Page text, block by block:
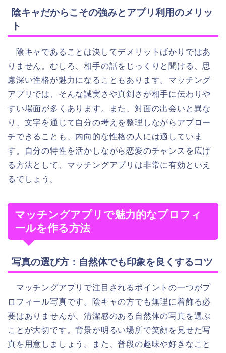
陰キャだからこその強みとアプリ利用のメリッ
ト
陰キャであることは決してデメリットばかりではあ
りません。むしろ、相手の話をじっくりと聞ける、思
慮深い性格が魅力になることもあります。マッチング
アプリでは、そんな誠実さや真剣さが相手に伝わりや
すい場面が多くあります。また、対面の出会いと異な
り、文字を通じて自分の考えを整理しながらアプロー
チできることも、内向的な性格の人には適していま
す。自分の特性を活かしながら恋愛のチャンスを広げ
る方法として、マッチングアプリは非常に有効といえ
るでしょう。
マッチングアプリで魅力的なプロフィ
ールを作る方法
写真の選び方：自然体でも印象を良くするコツ
マッチングアプリで注目されるポイントの一つがプ
ロフィール写真です。陰キャの方でも無理に着飾る必
要はありませんが、清潔感のある自然体の写真を選ぶ
ことが大切です。背景が明るい場所で笑顔を見せた写
真を用意しましょう。また、普段の趣味や好きなこと